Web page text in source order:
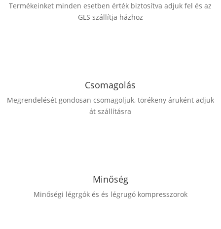
Termékeinket minden esetben érték biztosítva adjuk fel és az
GLS szállítja házhoz
Csomagolás
Megrendelését gondosan csomagoljuk, törékeny áruként adjuk
át szállításra
Minőség
Minőségi légrgók és és légrugó kompresszorok